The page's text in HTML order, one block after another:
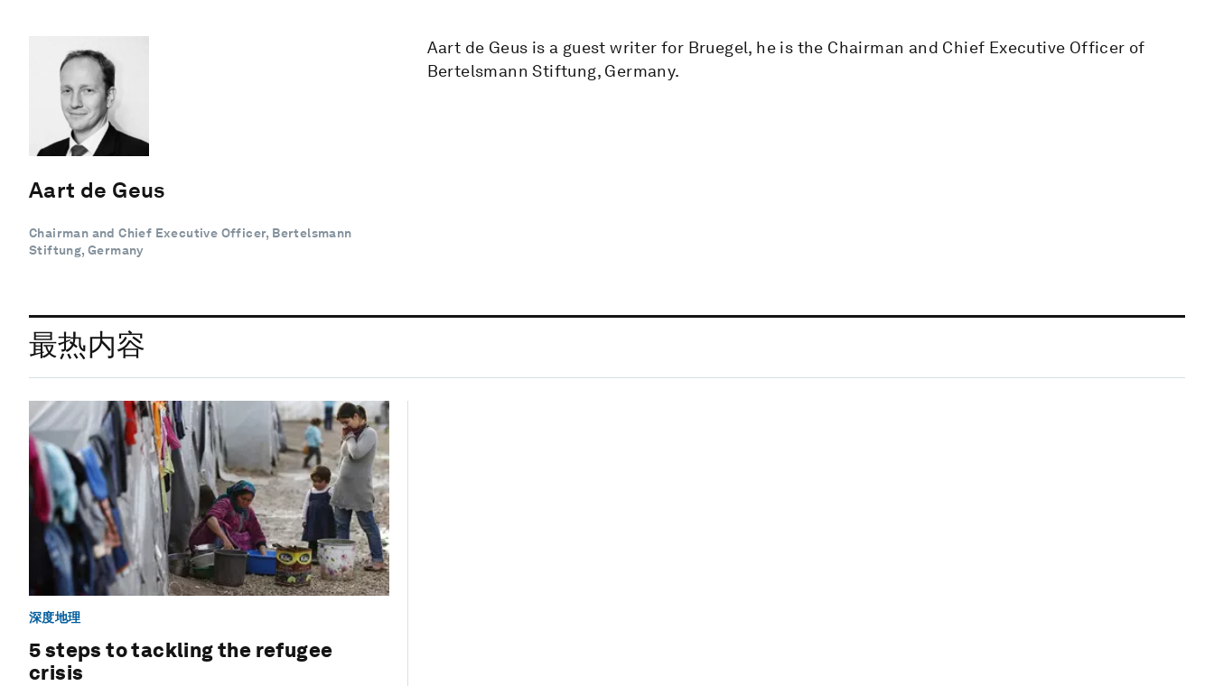
Aart de Geus
Chairman and Chief Executive Officer, Bertelsmann
Stiftung, Germany
Aart de Geus is a guest writer for Bruegel, he is the Chairman and Chief Executive Officer of
Bertelsmann Stiftung, Germany.
最热内容
深度地理
5 steps to tackling the refugee
crisis